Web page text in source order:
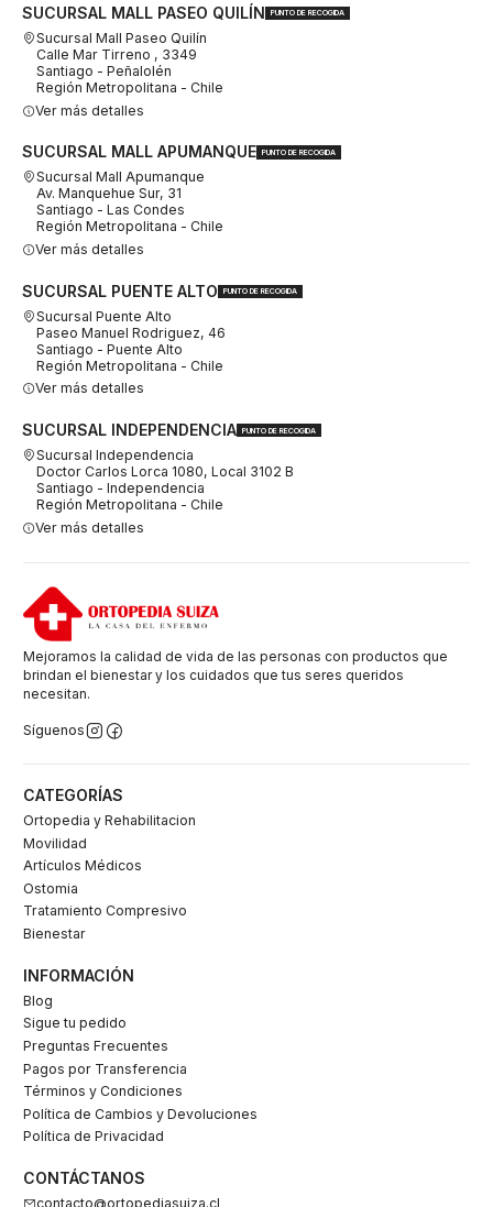
SUCURSAL MALL PASEO QUILÍN PUNTO DE RECOGIDA
Sucursal Mall Paseo Quilín
Calle Mar Tirreno , 3349
Santiago - Peñalolén
Región Metropolitana - Chile
Ver más detalles
SUCURSAL MALL APUMANQUE PUNTO DE RECOGIDA
Sucursal Mall Apumanque
Av. Manquehue Sur, 31
Santiago - Las Condes
Región Metropolitana - Chile
Ver más detalles
SUCURSAL PUENTE ALTO PUNTO DE RECOGIDA
Sucursal Puente Alto
Paseo Manuel Rodriguez, 46
Santiago - Puente Alto
Región Metropolitana - Chile
Ver más detalles
SUCURSAL INDEPENDENCIA PUNTO DE RECOGIDA
Sucursal Independencia
Doctor Carlos Lorca 1080, Local 3102 B
Santiago - Independencia
Región Metropolitana - Chile
Ver más detalles
Mejoramos la calidad de vida de las personas con productos que
brindan el bienestar y los cuidados que tus seres queridos
necesitan.
Síguenos
CATEGORÍAS
Ortopedia y Rehabilitacion
Movilidad
Artículos Médicos
Ostomia
Tratamiento Compresivo
Bienestar
INFORMACIÓN
Blog
Sigue tu pedido
Preguntas Frecuentes
Pagos por Transferencia
Términos y Condiciones
Política de Cambios y Devoluciones
Política de Privacidad
CONTÁCTANOS
contacto@ortopediasuiza.cl